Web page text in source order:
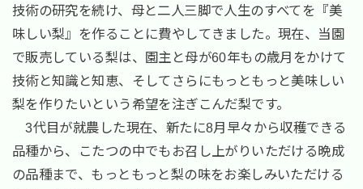
技術の研究を続け、母と二人三脚で人生のすべてを『美
味しい梨』を作ることに費やしてきました。現在、当園
で販売している梨は、園主と母が60年もの歳月をかけて
技術と知識と知恵、そしてさらにもっともっと美味しい
梨を作りたいという希望を注ぎこんだ梨です。
3代目が就農した現在、新たに8月早々から収穫できる
品種から、こたつの中でもお召し上がりいただける晩成
の品種まで、もっともっと梨の味をお楽しみいただける